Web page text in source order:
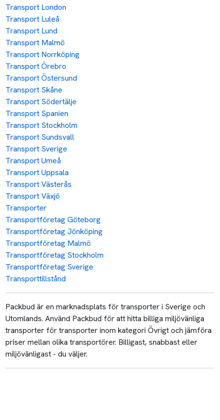
Transport London
Transport Luleå
Transport Lund
Transport Malmö
Transport Norrköping
Transport Örebro
Transport Östersund
Transport Skåne
Transport Södertälje
Transport Spanien
Transport Stockholm
Transport Sundsvall
Transport Sverige
Transport Umeå
Transport Uppsala
Transport Västerås
Transport Växjö
Transporter
Transportföretag Göteborg
Transportföretag Jönköping
Transportföretag Malmö
Transportföretag Stockholm
Transportföretag Sverige
Transporttillstånd
Packbud är en marknadsplats för transporter i Sverige och
Utomlands. Använd Packbud för att hitta billiga miljövänliga
transporter för transporter inom kategori Övrigt och jämföra
priser mellan olika transportörer. Billigast, snabbast eller
miljövänligast - du väljer.